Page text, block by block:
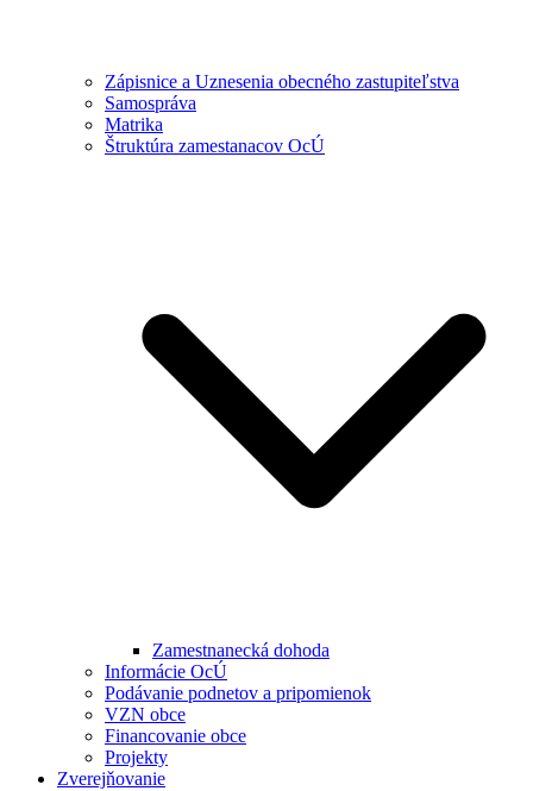
Zápisnice a Uznesenia obecného zastupiteľstva
Samospráva
Matrika
Štruktúra zamestanacov OcÚ
Zamestnanecká dohoda
Informácie OcÚ
Podávanie podnetov a pripomienok
VZN obce
Financovanie obce
Projekty
Zverejňovanie